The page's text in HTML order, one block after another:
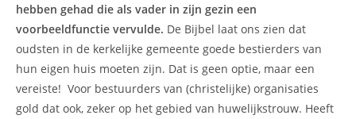
hebben gehad die als vader in zijn gezin een
voorbeeldfunctie vervulde. De Bijbel laat ons zien dat
oudsten in de kerkelijke gemeente goede bestierders van
hun eigen huis moeten zijn. Dat is geen optie, maar een
vereiste! Voor bestuurders van (christelijke) organisaties
gold dat ook, zeker op het gebied van huwelijkstrouw. Heeft